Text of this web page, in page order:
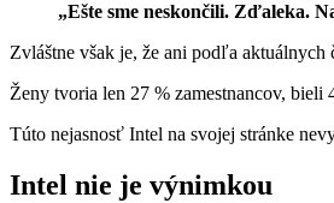
„Ešte sme neskončili. Zďaleka.
Zvláštne však je, že ani podľa aktuálnych
Ženy tvoria len 27 % zamestnancov,
Túto nejasnosť Intel na svojej stránke
Intel nie je výnimkou